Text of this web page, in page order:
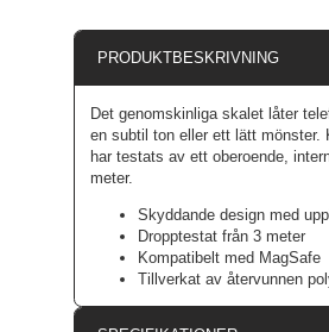
PRODUKTBESKRIVNING
Det genomskinliga skalet låter
en subtil ton eller ett lätt
har testats av ett oberoende,
meter.
Skyddande design med
Dropptestat från 3 meter
Kompatibelt med MagSafe
Tillverkat av återvunnen